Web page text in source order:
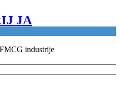
industrije